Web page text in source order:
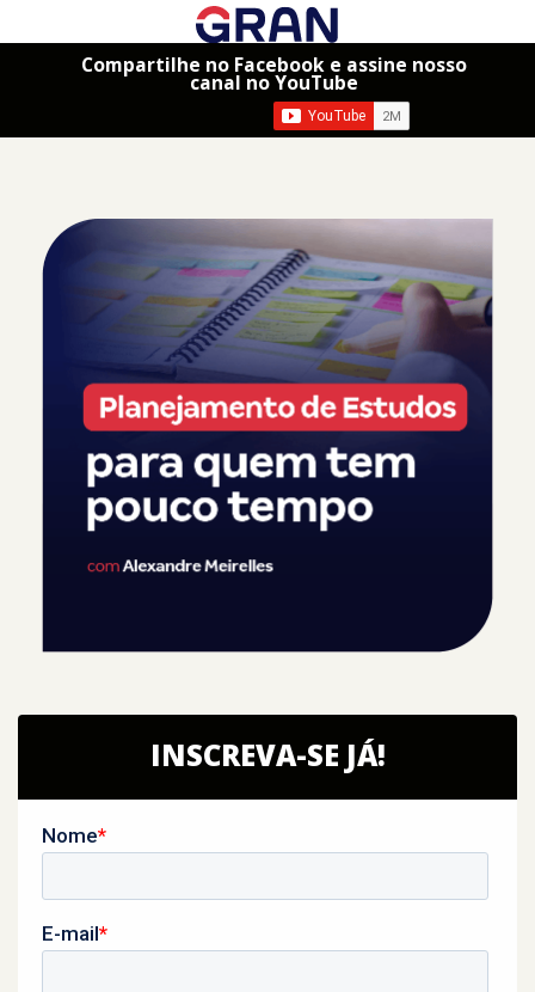
Compartilhe no Facebook e assine nosso
canal no YouTube
INSCREVA-SE JÁ!